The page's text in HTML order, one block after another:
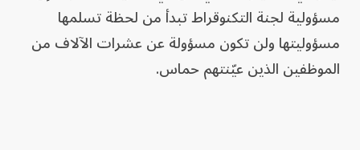
مسؤولية لجنة التكنوقراط تبدأ من لحظة تسلمها
مسؤوليتها ولن تكون مسؤولة عن عشرات الآلاف من
الموظفين الذين عيّنتهم حماس.